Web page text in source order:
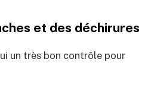
et des déchirures
un très bon contrôle pour